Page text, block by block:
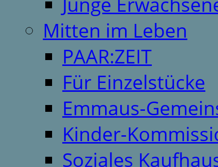
Mitten im Leben
PAAR:ZEIT
Für Einzelstücke
Emmaus-
Kinder-
Soziales